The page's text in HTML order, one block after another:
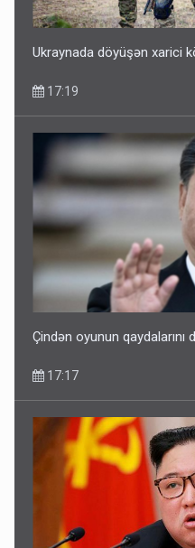
Ukraynada döyüşən xarici
17:19
Çindən oyunun qaydalarını
17:17